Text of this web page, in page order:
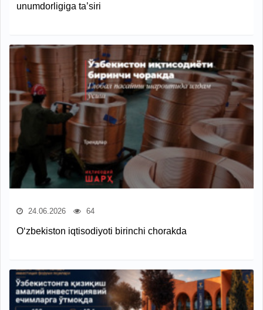
unumdorligiga ta’siri
24.06.2026 64
O‘zbekiston iqtisodiyoti birinchi chorakda